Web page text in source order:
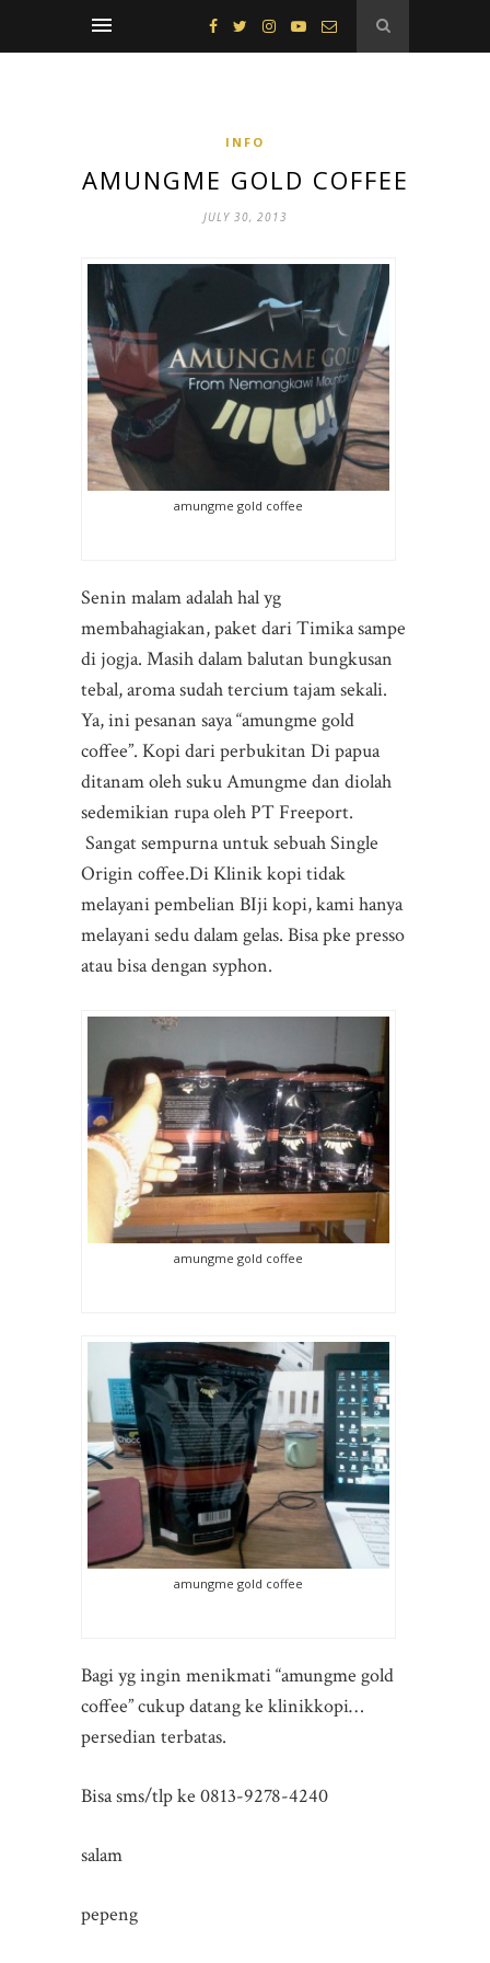
INFO
AMUNGME GOLD COFFEE
JULY 30, 2013
amungme gold coffee
Senin malam adalah hal yg
membahagiakan, paket dari Timika sampe
di jogja. Masih dalam balutan bungkusan
tebal, aroma sudah tercium tajam sekali.
Ya, ini pesanan saya “amungme gold
coffee”. Kopi dari perbukitan Di papua
ditanam oleh suku Amungme dan diolah
sedemikian rupa oleh PT Freeport.
Sangat sempurna untuk sebuah Single
Origin coffee.Di Klinik kopi tidak
melayani pembelian BIji kopi, kami hanya
melayani sedu dalam gelas. Bisa pke presso
atau bisa dengan syphon.
amungme gold coffee
amungme gold coffee
Bagi yg ingin menikmati “amungme gold
coffee” cukup datang ke klinikkopi…
persedian terbatas.
Bisa sms/tlp ke 0813-9278-4240
salam
pepeng